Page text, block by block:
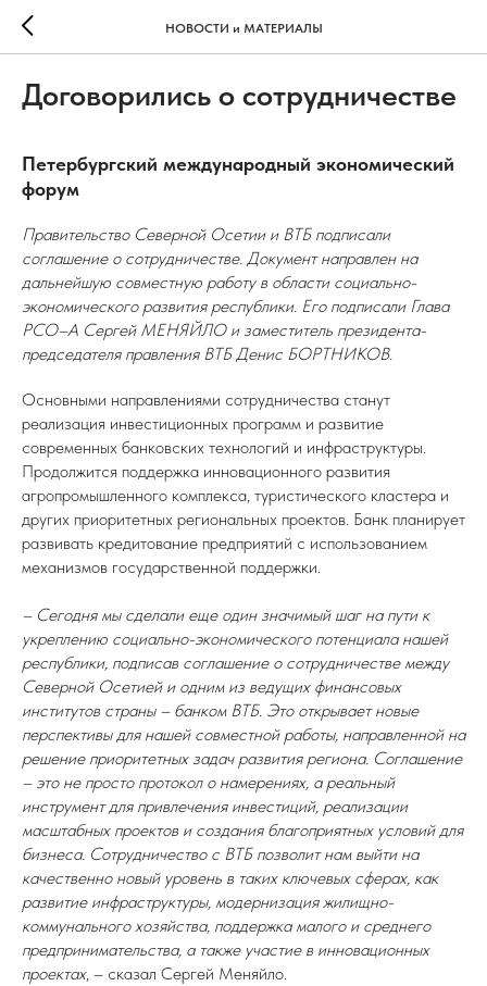
НОВОСТИ и МАТЕРИАЛЫ
Договорились о сотрудничестве
Петербургский международный экономический
форум
Правительство Северной Осетии и ВТБ подписали
соглашение о сотрудничестве. Документ направлен на
дальнейшую совместную работу в области социально-
экономического развития республики. Его подписали Глава
РСО–А Сергей МЕНЯЙЛО и заместитель президента-
председателя правления ВТБ Денис БОРТНИКОВ.
Основными направлениями сотрудничества станут
реализация инвестиционных программ и развитие
современных банковских технологий и инфраструктуры.
Продолжится поддержка инновационного развития
агропромышленного комплекса, туристического кластера и
других приоритетных региональных проектов. Банк планирует
развивать кредитование предприятий с использованием
механизмов государственной поддержки.
– Сегодня мы сделали еще один значимый шаг на пути к
укреплению социально-экономического потенциала нашей
республики, подписав соглашение о сотрудничестве между
Северной Осетией и одним из ведущих финансовых
институтов страны – банком ВТБ. Это открывает новые
перспективы для нашей совместной работы, направленной на
решение приоритетных задач развития региона. Соглашение
– это не просто протокол о намерениях, а реальный
инструмент для привлечения инвестиций, реализации
масштабных проектов и создания благоприятных условий для
бизнеса. Сотрудничество с ВТБ позволит нам выйти на
качественно новый уровень в таких ключевых сферах, как
развитие инфраструктуры, модернизация жилищно-
коммунального хозяйства, поддержка малого и среднего
предпринимательства, а также участие в инновационных
проектах, – сказал Сергей Меняйло.